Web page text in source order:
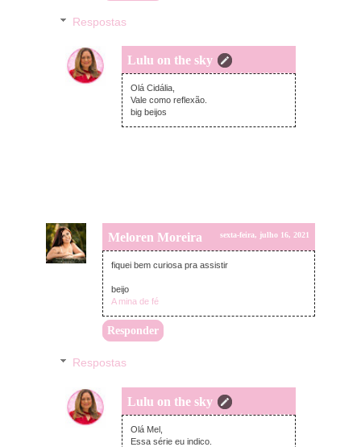
Respostas
Lulu on the sky
segunda-feira, julho 19, 2021
Olá Cidália,
Vale como reflexão.
big beijos
Meloren Moreira sexta-feira, julho 16, 2021
fiquei bem curiosa pra assistir
beijo
A mina de fé
Responder
Respostas
Lulu on the sky
segunda-feira, julho 19, 2021
Olá Mel,
Essa série eu indico.